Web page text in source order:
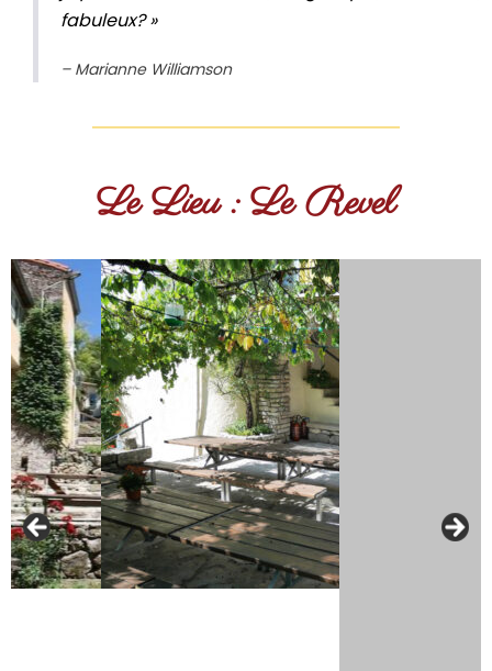
fabuleux? »
– Marianne Williamson
Le Lieu : Le Revel